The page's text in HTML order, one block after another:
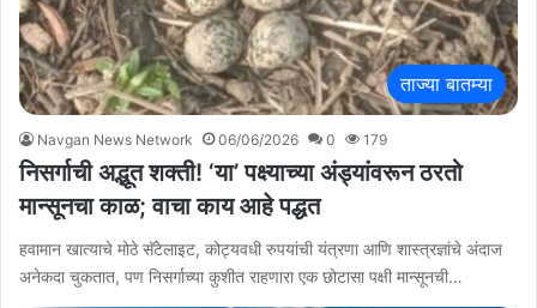
ताज्या बातम्या
Navgan News Network 06/06/2026 0 179
निसर्गाची अद्भूत शक्ती! ‘या’ पक्ष्याच्या अंड्यांवरून ठरतो
मान्सूनचा काळ; वाचा काय आहे पद्धत
हवामान खात्याचे मोठे सॅटेलाइट, कोट्यवधी रुपयांची यंत्रणा आणि शास्त्रज्ञांचे अंदाज
अनेकदा चुकतात, पण निसर्गाच्या कुशीत राहणारा एक छोटासा पक्षी मान्सूनची…